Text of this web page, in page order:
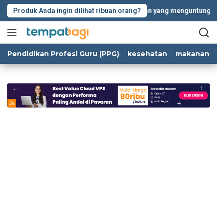
Langsung
Produk Anda ingin dilihat ribuan orang?
siap membantu kolaborasi iklan yang menguntungkan.
Pendidikan Profesi Guru (PPG) kesehatan makanan